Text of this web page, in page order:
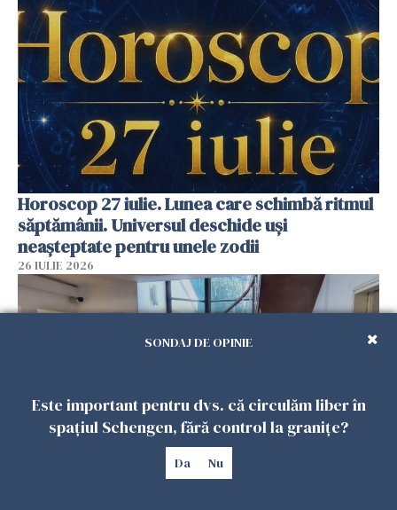
Horoscop 27 iulie. Lunea care schimbă ritmul
săptămânii. Universul deschide uși
neașteptate pentru unele zodii
26 IULIE 2026
SONDAJ DE OPINIE
Este important pentru dvs. că circulăm liber în
spațiul Schengen, fără control la granițe?
Da Nu